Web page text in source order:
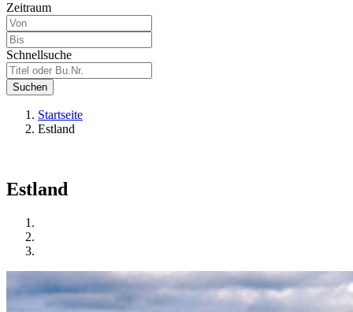
Zeitraum
Schnellsuche
Suchen
Startseite
Estland
Estland